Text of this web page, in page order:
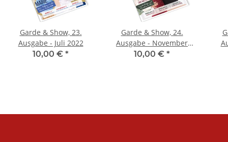
Garde & Show, 23.
Ausgabe - Juli 2022
10,00 € *
Garde & Show, 24.
Ausgabe - November
2022
10,00 € *